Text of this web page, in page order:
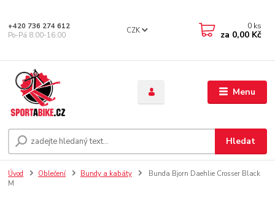
Menu
CZK
Hledat
+420 736 274 612
Po-Pá 8.00-16.00
0 ks
za 0,00 Kč
Úvod Oblečení Bundy a kabáty
Bunda Bjorn Daehlie Crosser Black
M